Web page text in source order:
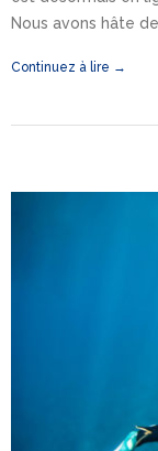
Nous avons hâte
Continuez à lire →